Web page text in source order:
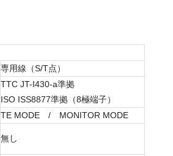
専用線（S/T点）
TTC JT-I430-a準拠
ISO ISS8877準拠（8極端子）
TE MODE / MONITOR MODE
無し